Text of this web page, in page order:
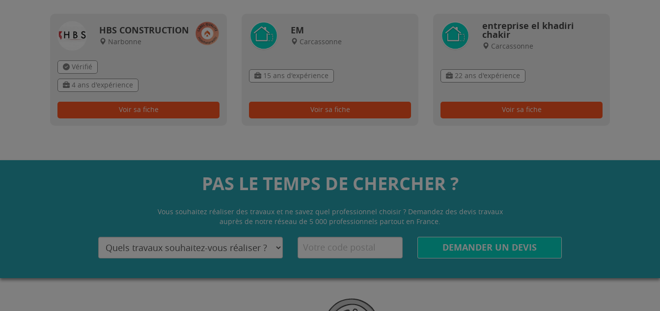
HBS CONSTRUCTION
Narbonne
Vérifié
4 ans d'expérience
Voir sa fiche
EM
Carcassonne
15 ans d'expérience
Voir sa fiche
entreprise el khadiri
chakir
Carcassonne
22 ans d'expérience
Voir sa fiche
PAS LE TEMPS DE CHERCHER ?
Vous souhaitez réaliser des travaux et ne savez quel professionnel choisir ? Demandez des devis travaux
auprès de notre réseau de 5 000 professionnels partout en France.
DEMANDER UN DEVIS